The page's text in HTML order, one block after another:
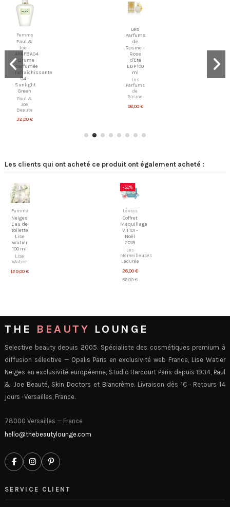
Femme
Paul &
Joe -
APAFBA04
- Brume
parfumée
rafraîchissante
04 -
Sunlight
Green
Paul &
Joe
Beaute
32,00 €
Les
Parfums
de
Rosine -
Rose
d'Eté
EDP 100
ml
Les
Parfums
de
Rosine
98,00 €
Les clients qui ont acheté ce produit ont également acheté :
Femme
Neiges
Eau de
Toilette
Lise
Watier
100 ml
Lise
Watier
129,00 €
-50%
Lèvres
Coffret
Maquillage
VII 101 -
Noël
2019
Les
Merveilleuses
Ladurée
28,00 €
56,00 €
THE BEAUTY LOUNGE
Selective beauty depuis 2005. Spécialiste des cosmétiques premium à
diffusion sélective — Opalis Paris en exclusivité web France, Lise Watier
Neiges en exclusivité européenne, Studio Harcourt Paris depuis 1934, Paul
& Joe Beauté Skin Doctors et Blancrème. Livraison dès 1€ · Retours 14
jours · Versailles, France.
78000 Versailles — France
hello@thebeautylounge.com
SERVICE CLIENT